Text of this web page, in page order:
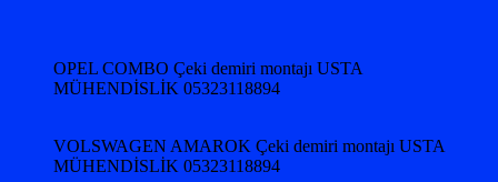
OPEL COMBO Çeki demiri montajı USTA
MÜHENDİSLİK 05323118894
VOLSWAGEN AMAROK Çeki demiri montajı USTA
MÜHENDİSLİK 05323118894